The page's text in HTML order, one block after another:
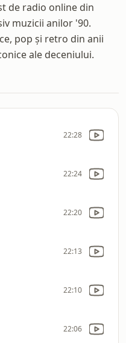
de radio online din
muzicii anilor '90.
pop și retro din anii
ale deceniului.
22:28
22:24
22:20
22:13
22:10
22:06